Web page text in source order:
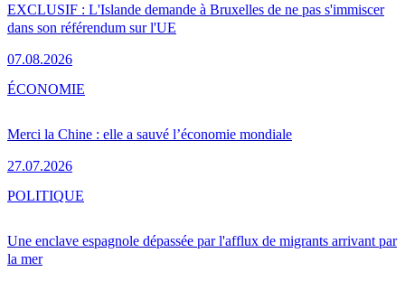
EXCLUSIF : L'Islande demande à Bruxelles de ne pas s'immiscer
dans son référendum sur l'UE
07.08.2026
Merci la Chine : elle a sauvé l’économie mondiale
27.07.2026
ÉCONOMIE
Une enclave espagnole dépassée par l'afflux de migrants arrivant par
la mer
POLITIQUE